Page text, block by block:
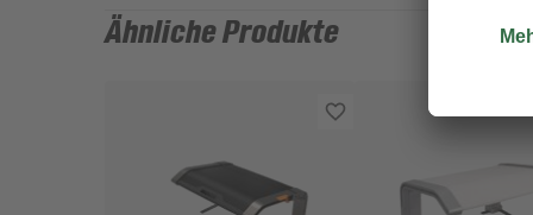
Ähnliche Produkte